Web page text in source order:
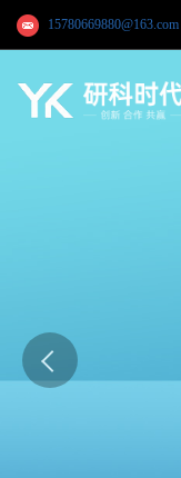
15780669880@163.com